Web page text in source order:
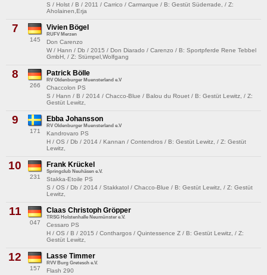
S / Holst / B / 2011 / Carrico / Carmarque / B: Gestüt Süderrade, / Z:
Aholainen,Erja
7
145
Vivien Bögel
RUFV Merzen
Don Carenzo
W / Hann / Db / 2015 / Don Diarado / Carenzo / B: Sportpferde Rene Tebbel
GmbH, / Z: Stümpel,Wolfgang
8
266
Patrick Bölle
RV Oldenburger Muensterland e.V
Chaccolon PS
S / Hann / B / 2014 / Chacco-Blue / Balou du Rouet / B: Gestüt Lewitz, / Z:
Gestüt Lewitz,
9
171
Ebba Johansson
RV Oldenburger Muensterland e.V
Kandrovaro PS
H / OS / Db / 2014 / Kannan / Contendros / B: Gestüt Lewitz, / Z: Gestüt
Lewitz,
10
231
Frank Krückel
Springclub Neuhäsen e.V.
Stakka-Etoile PS
S / OS / Db / 2014 / Stakkatol / Chacco-Blue / B: Gestüt Lewitz, / Z: Gestüt
Lewitz,
11
047
Claas Christoph Gröpper
TRSG Holstenhalle Neumünster e.V.
Cessaro PS
H / OS / B / 2015 / Conthargos / Quintessence Z / B: Gestüt Lewitz, / Z:
Gestüt Lewitz,
12
157
Lasse Timmer
RVV Burg Gretesch e.V.
Flash 290